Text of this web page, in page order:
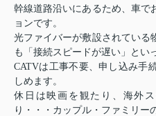
幹線道路沿いにあるため、車で
ョンです。
光ファイバーが敷設されている
も「接続スピードが遅い」とい
CATVは工事不要、申し込み手
しめます。
休日は映画を観たり、海外
り・・・カップル・ファミリー